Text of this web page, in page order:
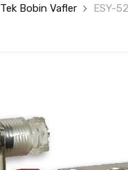
Tek Bobin Vafler ESY-